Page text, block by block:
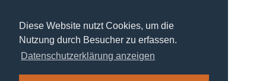
Diese Website nutzt Cookies, um die
Nutzung durch Besucher zu erfassen.
Datenschutzerklärung anzeigen